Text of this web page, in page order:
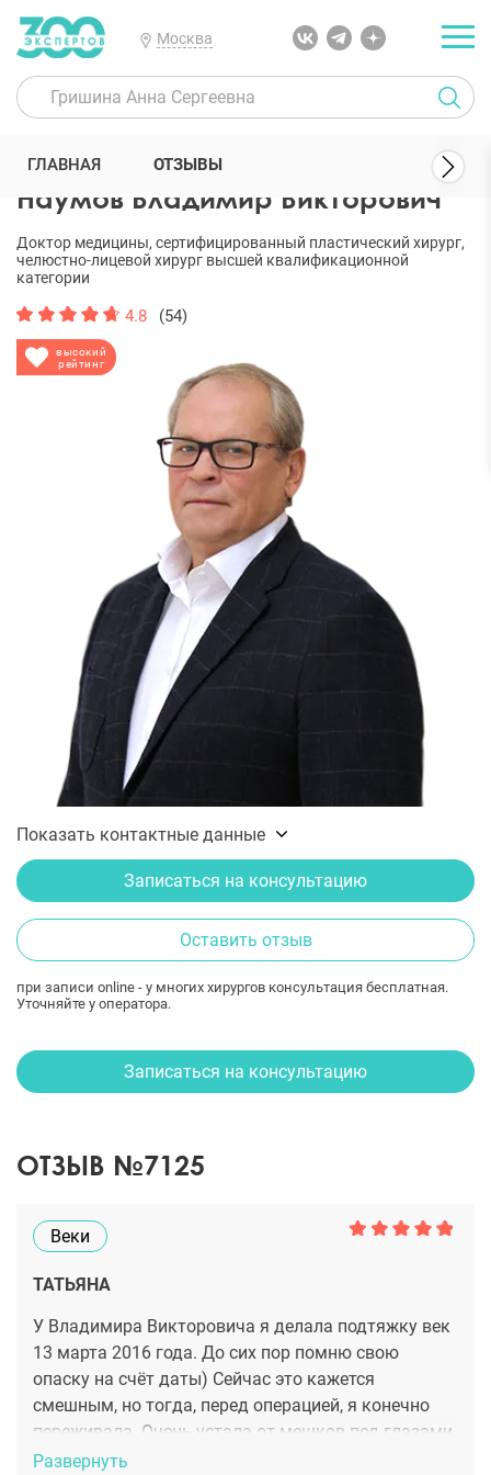
Москва
300 Экспертов Пластические хирурги Наумов Владимир
Наумов Владимир Викторович
высокий
рейтинг
Доктор медицины, сертифицированный пластический хирург,
челюстно-лицевой хирург высшей квалификационной
категории
4.8 (54)
Показать контактные данные
Записаться на консультацию
Оставить отзыв
при записи online - у многих хирургов консультация бесплатная.
Уточняйте у оператора.
ГЛАВНАЯ ОТЗЫВЫ
Записаться на консультацию
ОТЗЫВ №7125
Веки
ТАТЬЯНА
У Владимира Викторовича я делала подтяжку век
13 марта 2016 года. До сих пор помню свою
опаску на счёт даты) Сейчас это кажется
смешным, но тогда, перед операцией, я конечно
переживала. Очень устала от мешков под глазами
и вечнобольным видом из-за них. Поэтому когда
Развернуть